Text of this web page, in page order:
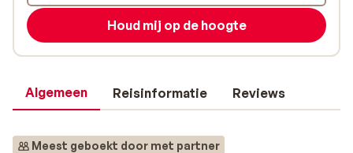
Algemeen Reisinformatie Reviews
Meest geboekt door met partner
Houd mij op de hoogte